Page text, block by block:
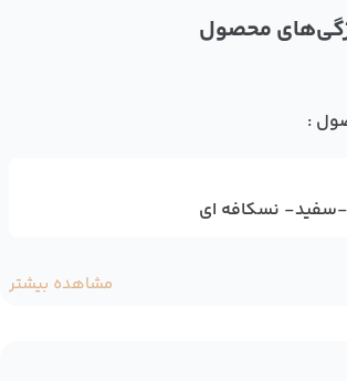
محصول
:
نسکافه ای
مشاهده بیشتر